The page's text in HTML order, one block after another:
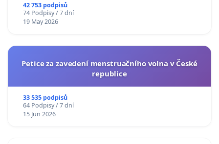
42 753 podpisů
74 Podpisy / 7 dní
19 May 2026
Petice za zavedení menstruačního volna v České
republice
33 535 podpisů
64 Podpisy / 7 dní
15 Jun 2026